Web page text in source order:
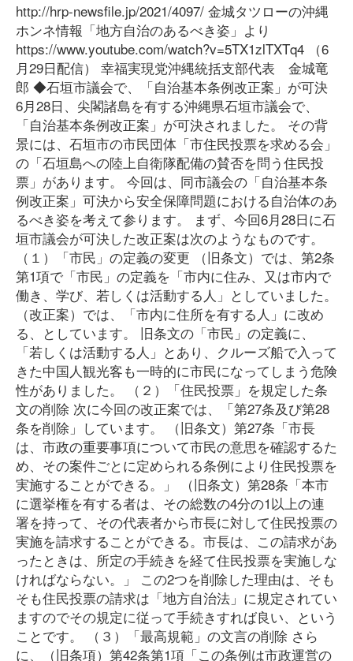
http://hrp-newsfile.jp/2021/4097/ 金城タツローの沖縄
ホンネ情報「地方自治のあるべき姿」より
https://www.youtube.com/watch?v=5TX1zlTXTq4 （6
月29日配信） 幸福実現党沖縄統括支部代表 金城竜
郎 ◆石垣市議会で、「自治基本条例改正案」が可決
6月28日、尖閣諸島を有する沖縄県石垣市議会で、
「自治基本条例改正案」が可決されました。 その背
景には、石垣市の市民団体「市住民投票を求める会」
の「石垣島への陸上自衛隊配備の賛否を問う住民投
票」があります。 今回は、同市議会の「自治基本条
例改正案」可決から安全保障問題における自治体のあ
るべき姿を考えて参ります。 まず、今回6月28日に石
垣市議会が可決した改正案は次のようなものです。
（１）「市民」の定義の変更 （旧条文）では、第2条
第1項で「市民」の定義を「市内に住み、又は市内で
働き、学び、若しくは活動する人」としていました。
（改正案）では、「市内に住所を有する人」に改め
る、としています。 旧条文の「市民」の定義に、
「若しくは活動する人」とあり、クルーズ船で入って
きた中国人観光客も一時的に市民になってしまう危険
性がありました。 （２）「住民投票」を規定した条
文の削除 次に今回の改正案では、「第27条及び第28
条を削除」しています。 （旧条文）第27条「市長
は、市政の重要事項について市民の意思を確認するた
め、その案件ごとに定められる条例により住民投票を
実施することができる。」 （旧条文）第28条「本市
に選挙権を有する者は、その総数の4分の1以上の連
署を持って、その代表者から市長に対して住民投票の
実施を請求することができる。市長は、この請求があ
ったときは、所定の手続きを経て住民投票を実施しな
ければならない。」 この2つを削除した理由は、そも
そも住民投票の請求は「地方自治法」に規定されてい
ますのでその規定に従って手続きすれば良い、という
ことです。 （３）「最高規範」の文言の削除 さら
に、（旧条項）第42条第1項「この条例は市政運営の